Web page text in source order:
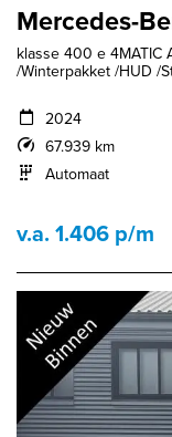
Mercedes-
klasse 400 e 4MATIC
/Winterpakket /HUD /
2024
67.939 km
Automaat
v.a. 1.406 p/m